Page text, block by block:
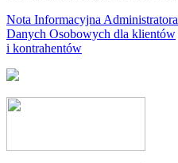
Nota Informacyjna Administratora
Danych Osobowych dla klientów
i kontrahentów